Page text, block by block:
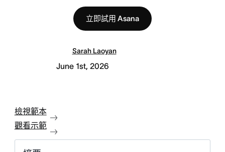
立即試用 Asana
Sarah Laoyan
June 1st, 2026
檢視範本
觀看示範